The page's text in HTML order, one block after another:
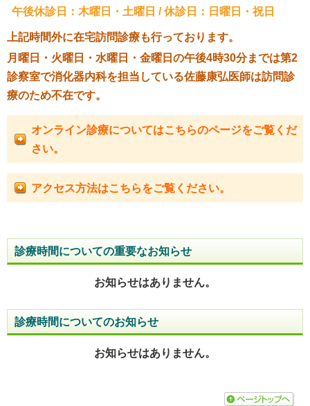
午後休診日：木曜日・土曜日 / 休診日：日曜日・祝日
上記時間外に在宅訪問診療も行っております。
月曜日・火曜日・水曜日・金曜日の午後4時30分までは第2
診察室で消化器内科を担当している佐藤康弘医師は訪問診
療のため不在です。
オンライン診療についてはこちらのページをご覧くだ
さい。
アクセス方法はこちらをご覧ください。
診療時間についての重要なお知らせ
お知らせはありません。
診療時間についてのお知らせ
お知らせはありません。